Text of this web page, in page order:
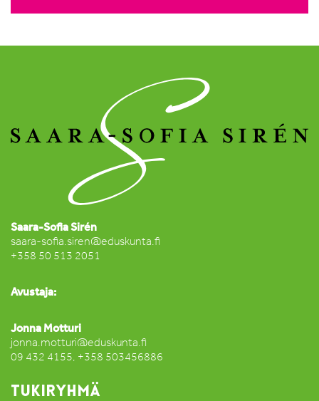
Saara-Sofia Sirén
saara-sofia.siren@eduskunta.fi
+358 50 513 2051
Avustaja:
Jonna Motturi
jonna.motturi@eduskunta.fi
09 432 4155, +358 503456886
TUKIRYHMÄ